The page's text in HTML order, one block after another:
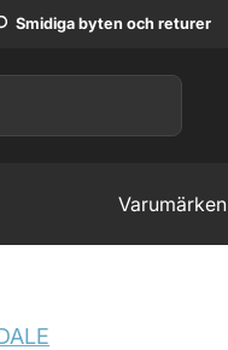
Smidiga byten och returer
Varumärken